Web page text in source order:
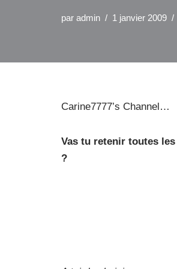
par admin 1 janvier 2009
Carine7777’s Channel…
Vas tu retenir toutes
?